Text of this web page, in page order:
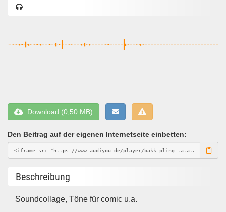
Download (0,50 MB)
Den Beitrag auf der eigenen Internetseite einbetten:
Beschreibung
Soundcollage, Töne für comic u.a.